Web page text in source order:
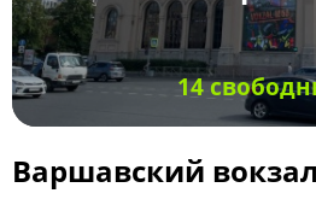
14
Варшавский вокзал